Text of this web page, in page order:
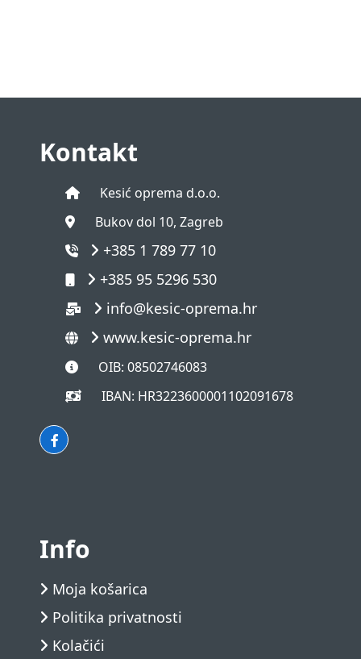
Kontakt
Kesić oprema d.o.o.
Bukov dol 10, Zagreb
+385 1 789 77 10
+385 95 5296 530
info@kesic-oprema.hr
www.kesic-oprema.hr
OIB: 08502746083
IBAN: HR3223600001102091678
Info
Moja košarica
Politika privatnosti
Kolačići